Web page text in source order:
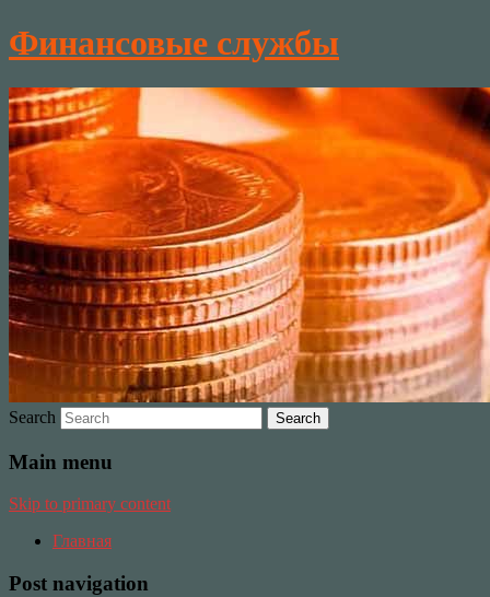
Финансовые службы
Search
Main menu
Skip to primary content
Главная
Post navigation